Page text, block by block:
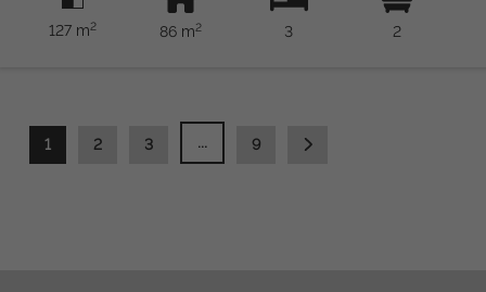
proprietà dispone anche di un ingresso privato per un veicolo
ed è completamente arredata e dotata di aria condizionata. La
Tasse e commissioni non incluse. Le informazioni fornite sono
indicative e non vincolanti dal punto di vista legale, e possono
127 m2 86 m2 3 2
1 2 3 ... 9